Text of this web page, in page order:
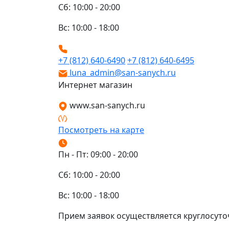
Сб: 10:00 - 20:00
Вс: 10:00 - 18:00
+7 (812) 640-6490+7 (812) 640-6495
luna_admin@san-sanych.ru
Интернет магазин
www.san-sanych.ru
Посмотреть на карте
Пн - Пт: 09:00 - 20:00
Сб: 10:00 - 20:00
Вс: 10:00 - 18:00
Прием заявок осуществляется